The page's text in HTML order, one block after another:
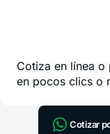
Cotiza en línea o
en pocos clics o
Cotizar